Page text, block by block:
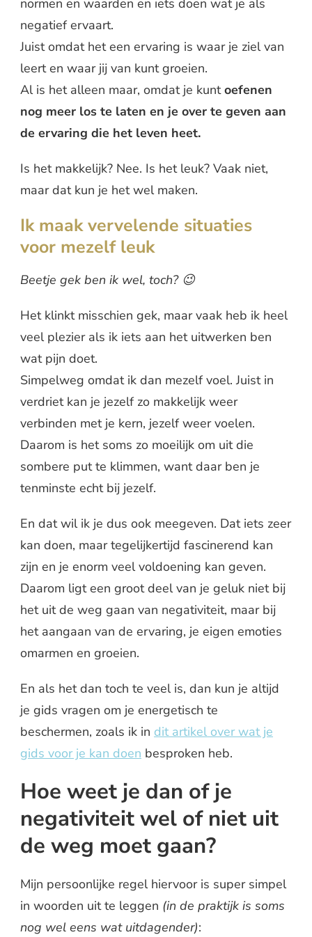
negatief ervaart.
Juist omdat het een ervaring is waar je ziel van
leert en waar jij van kunt groeien.
Al is het alleen maar, omdat je kuntoefenen
nog meer los te laten en je over te geven aan
de ervaring die het leven heet.
Is het makkelijk? Nee. Is het leuk? Vaak niet,
maar dat kun je het wel maken.
Ik maak vervelende situaties
voor mezelf leuk
Beetje gek ben ik wel, toch? 😉
Het klinkt misschien gek, maar vaak heb ik heel
veel plezier als ik iets aan het uitwerken ben
wat pijn doet.
Simpelweg omdat ik dan mezelf voel. Juist in
verdriet kan je jezelf zo makkelijk weer
verbinden met je kern, jezelf weer voelen.
Daarom is het soms zo moeilijk om uit die
sombere put te klimmen, want daar ben je
tenminste echt bij jezelf.
En dat wil ik je dus ook meegeven. Dat iets zeer
kan doen, maar tegelijkertijd fascinerend kan
zijn en je enorm veel voldoening kan geven.
Daarom ligt een groot deel van je geluk niet bij
het uit de weg gaan van negativiteit, maar bij
het aangaan van de ervaring, je eigen emoties
omarmen en groeien.
En als het dan toch te veel is, dan kun je altijd
je gids vragen om je energetisch te
beschermen, zoals ik in dit artikel over wat je
gids voor je kan doen besproken heb.
Hoe weet je dan of je
negativiteit wel of niet uit
de weg moet gaan?
Mijn persoonlijke regel hiervoor is super simpel
in woorden uit te leggen (in de praktijk is soms
nog wel eens wat uitdagender):